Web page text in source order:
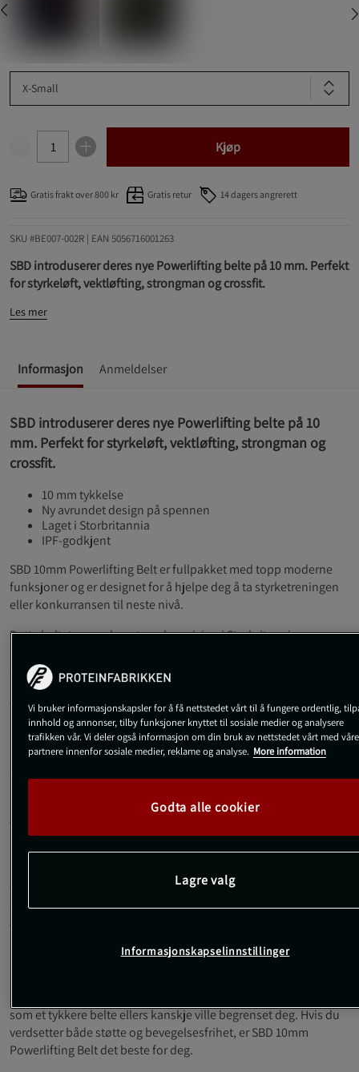
X-Small
Kjøp
Gratis frakt over 800 kr Gratis retur 14 dagers angrerett
SKU #BE007-002R | EAN 5056716001263
SBD introduserer deres nye Powerlifting belte på 10 mm. Perfekt
for styrkeløft, vektløfting, strongman og crossfit.
Les mer
Informasjon Anmeldelser
SBD introduserer deres nye Powerlifting belte på 10
mm. Perfekt for styrkeløft, vektløfting, strongman og
crossfit.
10 mm tykkelse
Ny avrundet design på spennen
Laget i Storbritannia
IPF-godkjent
SBD 10mm Powerlifting Belt er fullpakket med topp moderne
funksjoner og er designet for å hjelpe deg å ta styrketreningen
eller konkurransen til neste nivå.
Dette beltet er produsert med presisjon i Storbritannia og er en
de fineste britiske lærene. Resultatet er et slitesterkt og
langvarig belte som er klart til å takle de tøffeste
treningsøktene.
Designet til SBD 10mm Powerlifting Belt har en svart oljet
læroverside, som ikke bare ser utrolig stilig ut, men sikrer også
ikke bare føles behagelig, men som også gir et snev av stil til
treningsantrekket ditt.
Hvilket belte skal jeg velge?
Tykkelsen på SBD 10 mm styrkeløftbelte er den mest
fremtredende egenskapen til dette beltet. Da det er laget med
to lag skinn og ett lag semsket skinn, oppstår den perfekte
balansen mellom betydelig støtte og større fleksibilitet. I
motsetning til det 13 mm tykke beltet, gir det 10 mm tykke beltet
som et tykkere belte ellers kanskje ville begrenset deg. Hvis du
verdsetter både støtte og bevegelsesfrihet, er SBD 10mm
Powerlifting Belt det beste for deg.
Vi bruker informasjonskapsler for å få nettstedet vårt til å fungere ordentlig,
innhold og annonser, tilby funksjoner knyttet til sosiale medier og analysere
trafikken vår. Vi deler også informasjon om din bruk av nettstedet vårt med våre
partnere innenfor sosiale medier, reklame og analyse. More information
Godta alle cookier
Lagre valg
Informasjonskapselinnstillinger